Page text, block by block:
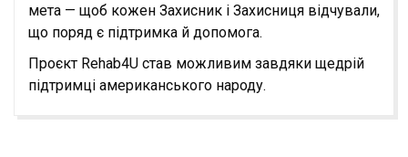
мета — щоб кожен Захисник і Захисниця відчували,
що поряд є підтримка й допомога.
Проєкт Rehab4U став можливим завдяки щедрій
підтримці американського народу.